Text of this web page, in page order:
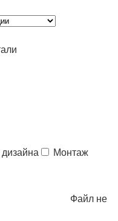
дизайна
Монтаж
Файл не